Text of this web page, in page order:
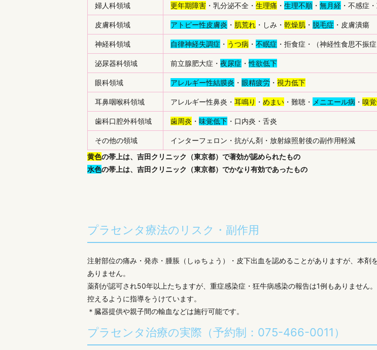
婦人科領域 更年期障害 ・乳分泌不全・ 生理痛 ・ 生理不順 ・ 無月経 ・不感症
皮膚科領域 アトピー性皮膚炎 ・ 肌荒れ ・しみ・ 乾燥肌 ・ 脱毛症 ・皮膚潰瘍
神経科領域 自律神経失調症 ・ うつ病 ・ 不眠症 ・拒食症・（神経性食思不振
泌尿器科領域 前立腺肥大症・ 夜尿症 ・性欲低下
眼科領域 アレルギー性結膜炎 ・ 眼精疲労 ・ 視力低下
耳鼻咽喉科領域 アレルギー性鼻炎・ 耳鳴り ・ めまい ・難聴・ メニエール病 ・ 嗅
歯科口腔外科領域 歯周炎 ・ 味覚低下 ・口内炎・舌炎
その他の領域
インターフェロン・抗がん剤・放射線照射後の副作用軽減
黄色の帯上は、吉田クリニック（東京都）で著効が認められたもの
水色の帯上は、吉田クリニック（東京都）でかなり有効であったもの
〜日本胎盤臨床研究会
プラセンタ療法のリスク・副作用
注射部位の痛み・発赤・腫脹（しゅちょう）・皮下出血を認めることがありますが、本
ありません。
薬剤が認可され50年以上たちますが、重症感染症・狂牛病感染の報告は1例もありません
控えるように指導をうけています。
＊臓器提供や親子間の輸血などは施行可能です。
プラセンタ治療の実際（予約制：075-466-0011）